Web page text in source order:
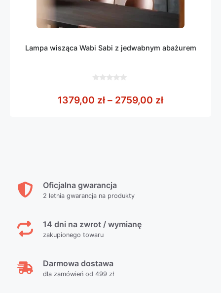
Lampa wisząca Wabi Sabi z jedwabnym abażurem
5
1379,00 zł – 2759,00 złZakres cen:
Oficjalna gwarancja
2 letnia gwarancja na produkty
14 dni na zwrot / wymianę
zakupionego towaru
Darmowa dostawa
dla zamówień od 499 zł